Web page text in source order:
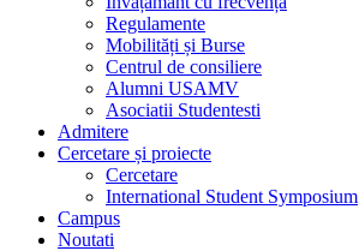
Regulamente
Mobilități și Burse
Centrul de consiliere
Alumni USAMV
Asociatii Studentesti
Admitere
Cercetare și proiecte
Cercetare
International Student Symposium
Campus
Noutati